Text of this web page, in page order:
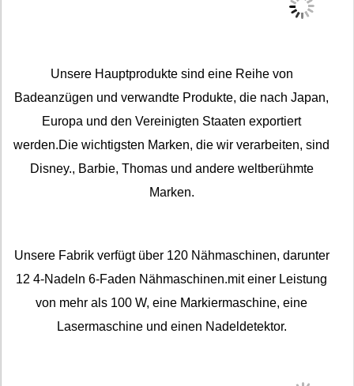
Unsere Hauptprodukte sind eine Reihe von
Badeanzügen und verwandte Produkte, die nach Japan,
Europa und den Vereinigten Staaten exportiert
werden.Die wichtigsten Marken, die wir verarbeiten, sind
Disney., Barbie, Thomas und andere weltberühmte
Marken.
Unsere Fabrik verfügt über 120 Nähmaschinen, darunter
12 4-Nadeln 6-Faden Nähmaschinen.mit einer Leistung
von mehr als 100 W, eine Markiermaschine, eine
Lasermaschine und einen Nadeldetektor.